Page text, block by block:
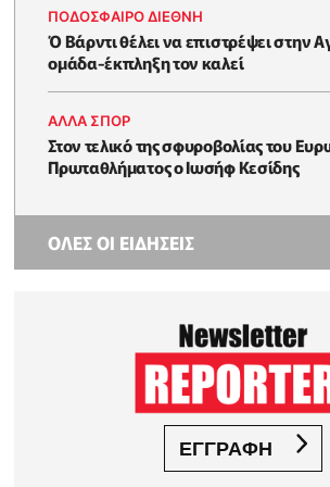
ΠΟΔΟΣΦΑΙΡΟ ΔΙΕΘΝΗ
Ό Βάρντι θέλει να επιστρέψει στην
ομάδα-έκπληξη τον καλεί
ΑΛΛΑ ΣΠΟΡ
Στον τελικό της σφυροβολίας του
Πρωταθλήματος ο Ιωσήφ Κεσίδης
ΟΛΕΣ ΟΙ ΕΙΔΗΣΕΙΣ
ΕΓΓΡΑΦΗ